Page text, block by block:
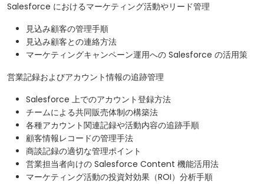
Salesforce におけるマーケティング活動やリード管理
見込み顧客の管理手順
見込み顧客との連絡方法
マーケティングキャンペーン運用への Salesforce の活用策
営業記録およびアカウント情報の追跡管理
Salesforce 上でのアカウント登録方法
チームによる共同販売体制の構築法
各種アカウント関連記録や活動内容の追跡手順
顧客情報レコードの管理手法
商談記録の適切な管理ポイント
営業担当者向けの Salesforce Content 機能活用法
マーケティング活動の投資対効果（ROI）分析手順